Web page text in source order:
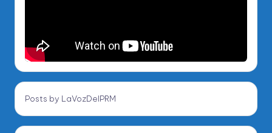
Posts by LaVozDelPRM